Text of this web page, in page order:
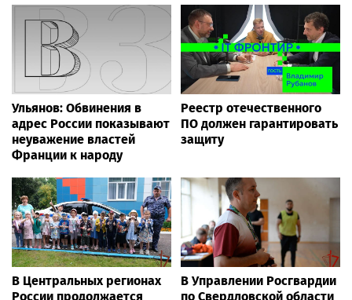
Ульянов: Обвинения в
адрес России показывают
неуважение властей
Франции к народу
Реестр отечественного
ПО должен гарантировать
защиту
В Центральных регионах
России продолжается
В Управлении Росгвардии
по Свердловской области